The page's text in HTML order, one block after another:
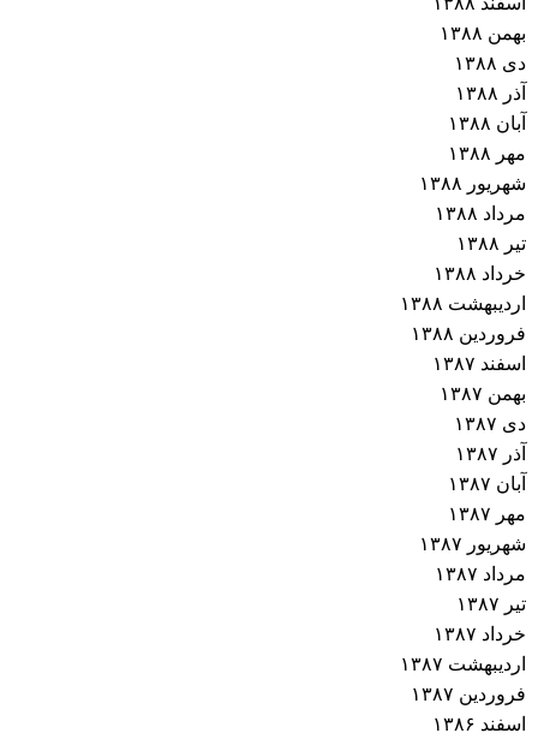
بهمن ۱۳۸۸
دی ۱۳۸۸
آذر ۱۳۸۸
آبان ۱۳۸۸
مهر ۱۳۸۸
شهریور ۱۳۸۸
مرداد ۱۳۸۸
تیر ۱۳۸۸
خرداد ۱۳۸۸
اردیبهشت ۱۳۸۸
فروردین ۱۳۸۸
اسفند ۱۳۸۷
بهمن ۱۳۸۷
دی ۱۳۸۷
آذر ۱۳۸۷
آبان ۱۳۸۷
مهر ۱۳۸۷
شهریور ۱۳۸۷
مرداد ۱۳۸۷
تیر ۱۳۸۷
خرداد ۱۳۸۷
اردیبهشت ۱۳۸۷
فروردین ۱۳۸۷
اسفند ۱۳۸۶